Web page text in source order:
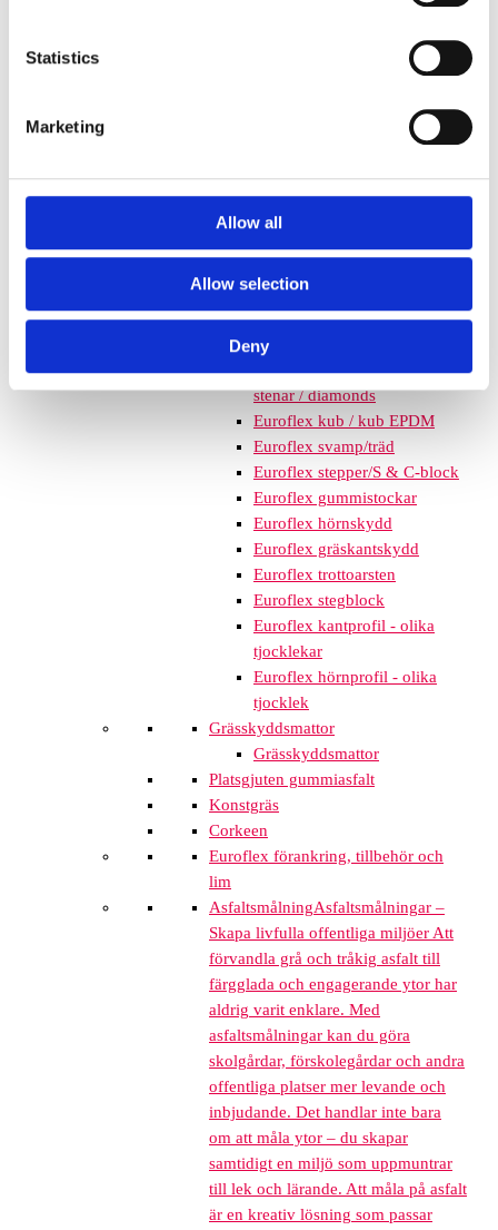
Statistics
Marketing
Allow all
Allow selection
Deny
mm - för fallhöjd 2,1 meter
Euroflex fallskyddsmatta 80
mm - för fallhöjd 2,4 meter
mm soft - för fallhöjd 3,0
Nordic rubber safe tiles 55
mm – fallhöjd upp till 2,5 m
Euroflex - övriga produkter
Euroflex - kantskydd
Euroflex hel & halvkulor /
stenar / diamonds
Euroflex kub / kub EPDM
Euroflex svamp/träd
Euroflex stepper/S & C-block
Euroflex gummistockar
Euroflex hörnskydd
Euroflex gräskantskydd
Euroflex trottoarsten
Euroflex stegblock
Euroflex kantprofil - olika
tjocklekar
Euroflex hörnprofil - olika
tjocklek
Grässkyddsmattor
Grässkyddsmattor
Platsgjuten gummiasfalt
Konstgräs
Corkeen
Euroflex förankring, tillbehör och
lim
AsfaltsmålningAsfaltsmålningar –
Skapa livfulla offentliga miljöer Att
förvandla grå och tråkig asfalt till
färgglada och engagerande ytor har
aldrig varit enklare. Med
asfaltsmålningar kan du göra
skolgårdar, förskolegårdar och andra
offentliga platser mer levande och
inbjudande. Det handlar inte bara
om att måla ytor – du skapar
samtidigt en miljö som uppmuntrar
till lek och lärande. Att måla på asfalt
är en kreativ lösning som passar